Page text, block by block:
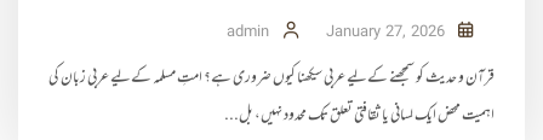
January 27, 2026
admin
قرآن و حدیث کو سمجھنے کے لیے عربی سیکھنا کیوں ضروری ہے؟ امتِ مسلمہ کے لیے عربی زبان کی
اہمیت محض ایک لسانی یا ثقافتی تعلق تک محدود نہیں، بل...